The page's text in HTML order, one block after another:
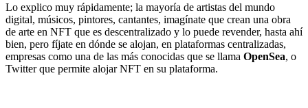
Lo explico muy rápidamente; la mayoría de artistas del mundo
digital, músicos, pintores, cantantes, imagínate que crean una obra
de arte en NFT que es descentralizado y lo puede revender, hasta ahí
bien, pero fíjate en dónde se alojan, en plataformas centralizadas,
empresas como una de las más conocidas que se llama OpenSea, o
Twitter que permite alojar NFT en su plataforma.